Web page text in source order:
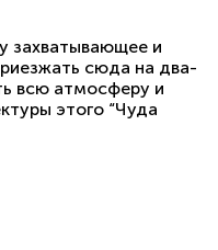
захватывающее и
сюда на два-
всю атмосферу и
этого “Чуда